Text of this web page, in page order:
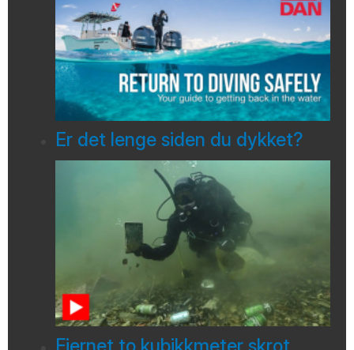
Er det lenge siden du dykket?